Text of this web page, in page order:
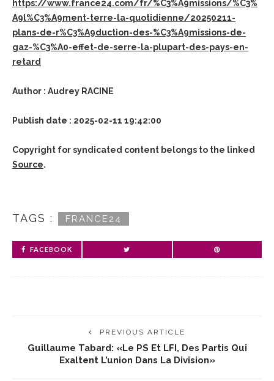
https://www.france24.com/fr/%C3%A9missions/%C3%
A9l%C3%A9ment-terre-la-quotidienne/20250211-
plans-de-r%C3%A9duction-des-%C3%A9missions-de-
gaz-%C3%A0-effet-de-serre-la-plupart-des-pays-en-
retard
Author : Audrey RACINE
Publish date : 2025-02-11 19:42:00
Copyright for syndicated content belongs to the linked
Source.
TAGS : FRANCE24
FACEBOOK
PREVIOUS ARTICLE
Guillaume Tabard: «Le PS Et LFI, Des Partis Qui
Exaltent L’union Dans La Division»